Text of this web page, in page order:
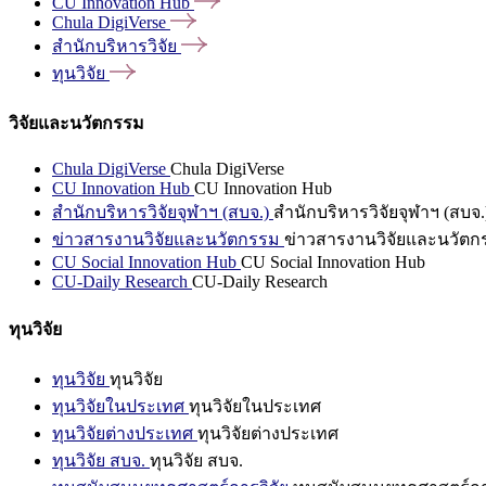
Chula DigiVerse
สำนักบริหารวิจัย
ทุนวิจัย
วิจัยและนวัตกรรม
Chula DigiVerse Chula DigiVerse
CU Innovation Hub CU Innovation Hub
สำนักบริหารวิจัยจุฬาฯ (สบจ.) สำนักบริหารวิจัยจุฬาฯ (สบจ
ข่าวสารงานวิจัยและนวัตกรรม ข่าวสารงานวิจัยและนวัตก
CU Social Innovation Hub CU Social Innovation Hub
CU-Daily Research CU-Daily Research
ทุนวิจัย
ทุนวิจัย ทุนวิจัย
ทุนวิจัยในประเทศ ทุนวิจัยในประเทศ
ทุนวิจัยต่างประเทศ ทุนวิจัยต่างประเทศ
ทุนวิจัย สบจ. ทุนวิจัย สบจ.